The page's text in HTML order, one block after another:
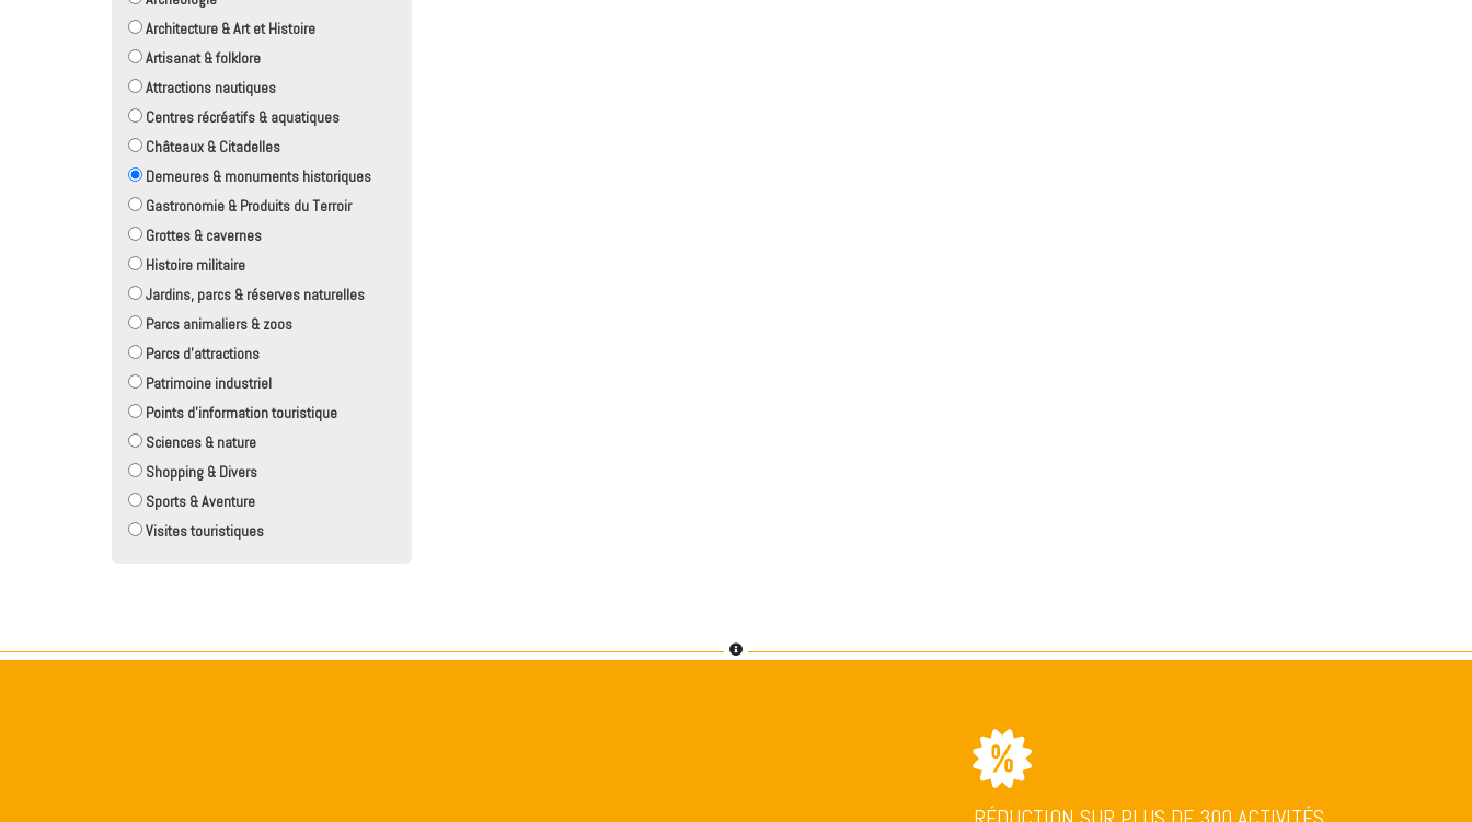
Architecture & Art et Histoire
Artisanat & folklore
Attractions nautiques
Centres récréatifs & aquatiques
Châteaux & Citadelles
Demeures & monuments historiques
Gastronomie & Produits du Terroir
Grottes & cavernes
Histoire militaire
Jardins, parcs & réserves naturelles
Parcs animaliers & zoos
Parcs d'attractions
Patrimoine industriel
Points d'information touristique
Sciences & nature
Shopping & Divers
Sports & Aventure
Visites touristiques